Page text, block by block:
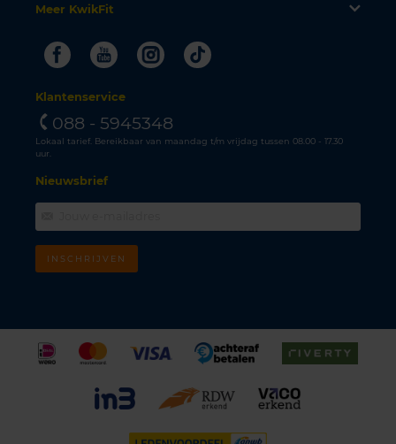
Meer KwikFit
FacebookYoutubeInstagram
Tiktok
Klantenservice
088 - 5945348
Lokaal tarief. Bereikbaar van maandag t/m vrijdag tussen 08.00 - 17.30
uur.
Nieuwsbrief
INSCHRIJVEN